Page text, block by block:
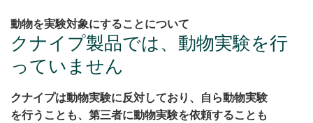
動物を実験対象にすることについて
クナイプ製品では、動物実験を行
っていません
クナイプは動物実験に反対しており、自ら動物実験
を行うことも、第三者に動物実験を依頼することも